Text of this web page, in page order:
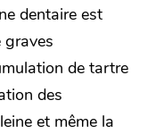
dentaire est
graves
de tartre
des
et même la